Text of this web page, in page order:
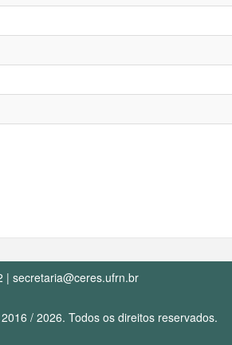
| secretaria@ceres.ufrn.br
/ 2026. Todos os direitos reservados.